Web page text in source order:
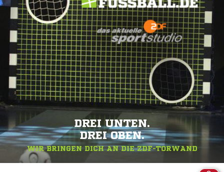
DREI UNTEN.
DREI OBEN.
WIR BRINGEN DICH AN DIE ZDF-TORWAND